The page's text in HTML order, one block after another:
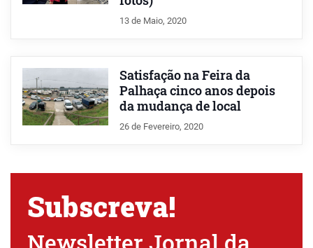
13 de Maio, 2020
Satisfação na Feira da
Palhaça cinco anos depois
da mudança de local
26 de Fevereiro, 2020
Subscreva!